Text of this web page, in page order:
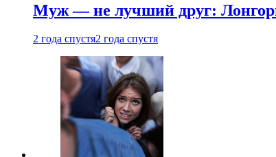
Муж — не лучший друг:
2 года спустя2 года спустя